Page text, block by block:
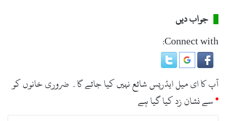
جواب دیں
Connect with:
آپ کا ای میل ایڈریس شائع نہیں کیا جائے گا۔ ضروری خانوں کو
*سے نشان زد کیا گیا ہے